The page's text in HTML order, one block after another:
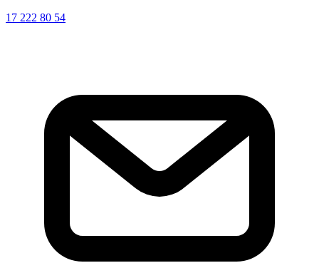
17 222 80 54